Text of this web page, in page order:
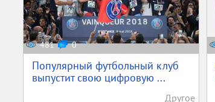
481 0
Популярный футбольный клуб
выпустит свою цифровую ...
Другое